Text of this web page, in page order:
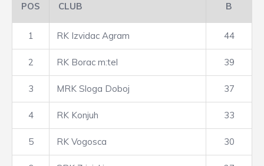
POS CLUB B
1 RK Izvidac Agram 44
2 RK Borac m:tel 39
3 MRK Sloga Doboj 37
4 RK Konjuh 33
5 RK Vogosca 30